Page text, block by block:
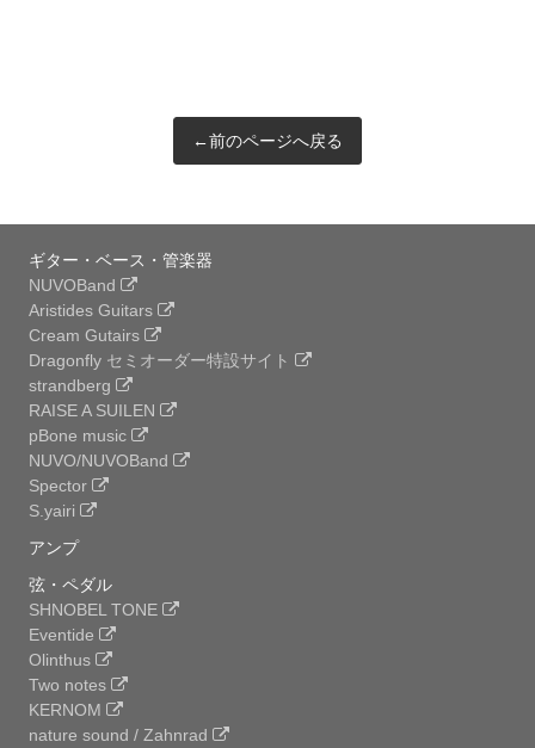
←前のページへ戻る
ギター・ベース・管楽器
NUVOBand
Aristides Guitars
Cream Gutairs
Dragonfly セミオーダー特設サイト
strandberg
RAISE A SUILEN
pBone music
NUVO/NUVOBand
Spector
S.yairi
アンプ
弦・ペダル
SHNOBEL TONE
Eventide
Olinthus
Two notes
KERNOM
nature sound / Zahnrad